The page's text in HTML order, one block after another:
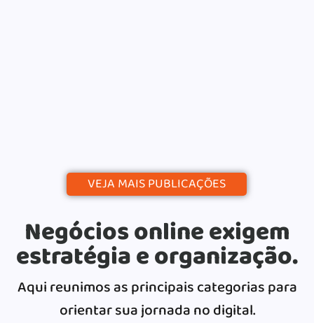
VEJA MAIS PUBLICAÇÕES
Negócios online exigem
estratégia e organização.
Aqui reunimos as principais categorias para
orientar sua jornada no digital.